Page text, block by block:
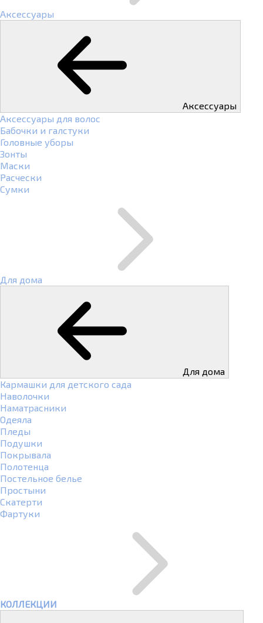
Аксессуары
Аксессуары
Аксессуары для волос
Бабочки и галстуки
Головные уборы
Зонты
Маски
Расчески
Сумки
Для дома
Для дома
Кармашки для детского сада
Наволочки
Наматрасники
Одеяла
Пледы
Подушки
Покрывала
Полотенца
Постельное белье
Простыни
Скатерти
Фартуки
КОЛЛЕКЦИИ